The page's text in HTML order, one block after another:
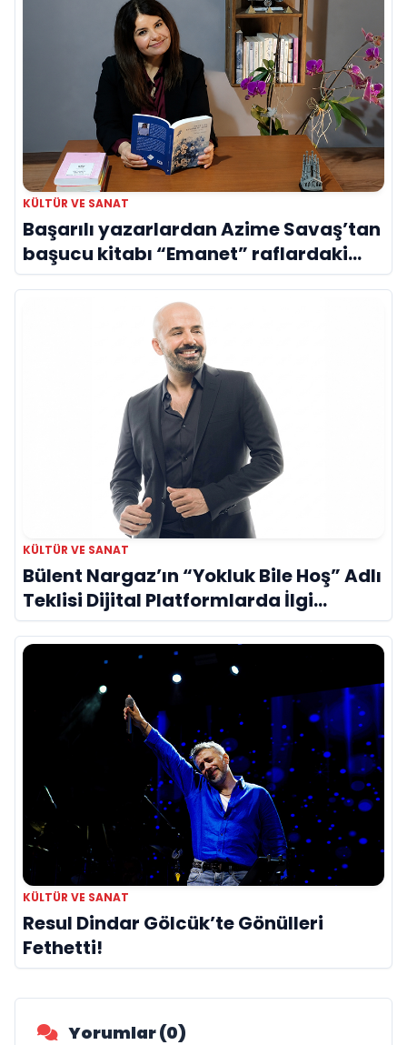
KÜLTÜR VE SANAT
Başarılı yazarlardan Azime Savaş’tan
başucu kitabı “Emanet” raflardaki
yerini aldı
KÜLTÜR VE SANAT
Bülent Nargaz’ın “Yokluk Bile Hoş” Adlı
Teklisi Dijital Platformlarda İlgi
Görmeye Devam Ediyor
KÜLTÜR VE SANAT
Resul Dindar Gölcük’te Gönülleri
Fethetti!
Yorumlar (0)